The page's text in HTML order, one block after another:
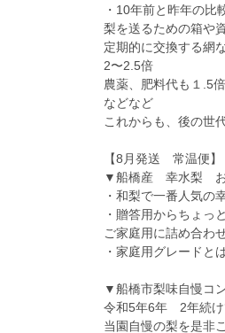
・10年前と昨年の比
梨を送るための箱や
定期的に交換する網
2〜2.5倍
農薬、肥料代も１.5
などなど
これからも、後の世
【8月発送 常温便】
▼船橋産 幸水梨 お
・和梨で一番人気の
・贈答用からちょっ
ご家庭用に詰め合わ
・家庭用グレードと
▼船橋市梨味自慢コ
令和5年6年 2年続け
当園自慢の梨を是非